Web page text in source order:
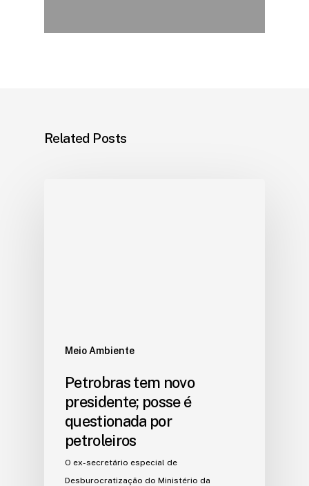
Related Posts
Meio Ambiente
Petrobras tem novo
presidente; posse é
questionada por
petroleiros
O ex-secretário especial de
Desburocratização do Ministério da